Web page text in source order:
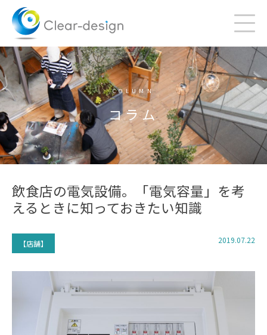
content
COLUMN
コラム
飲食店の電気設備。「電気容量」を考
えるときに知っておきたい知識
【店舗】 2019.07.22